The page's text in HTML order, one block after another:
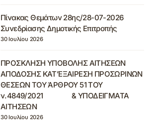
Πίνακας Θεμάτων 28ης/28-07-2026
Συνεδρίασης Δημοτικής Επιτροπής
30 Ιουλίου 2026
ΠΡΟΣΚΛΗΣΗ ΥΠΟΒΟΛΗΣ ΑΙΤΗΣΕΩΝ
ΑΠΟΔΟΣΗΣ ΚΑΤ’ΕΞΑΙΡΕΣΗ ΠΡΟΣΩΡΙΝΩΝ
ΘΕΣΕΩΝ ΤΟΥ ΆΡΘΡΟΥ 51 ΤΟΥ
ν.4849/2021 & ΥΠΟΔΕΙΓΜΑΤΑ
ΑΙΤΗΣΕΩΝ
30 Ιουλίου 2026